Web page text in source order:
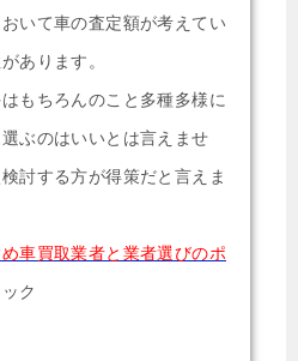
いて車の査定額が考えてい
あります。
もちろんのこと多種多様に
ぶのはいいとは言えませ
討する方が得策だと言えま
車買取業者と業者選びのポ
ク